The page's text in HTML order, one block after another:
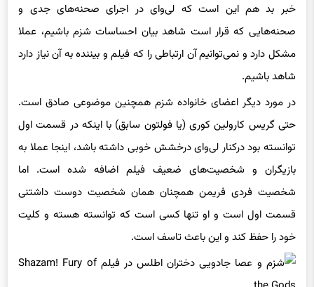
خبر بد هم این است که لی‌وای در اجرای صحنه‌های جدی و
صحنه‌هایی که قرار است شاهد بیان احساسات شزم باشیم، عملا
مشکل دارد و نمی‌توانیم آن ارتباطی را که فیلم و بیننده به آن نیاز دارد
شاهد باشیم.
در مورد دیگر اعضای خانواده شزم همچنین موضوعی صادق است.
حتی گریس کارولین کوری (یا فولتون سابق) با اینکه در قسمت اول
توانسته بود درکنار لی‌وای درخشش خوبی داشته باشد، اینجا عملا به
بازیگران و شخصیت‌های ضعیف فیلم اضافه شده است. اما
شخصیت فردی فریمن همچنان همان شخصیت دوست داشتنی
قسمت اول است و او تنها کسی است که توانسته هسته و کلیت
خود را حفظ کند و این باعث تاسف است.